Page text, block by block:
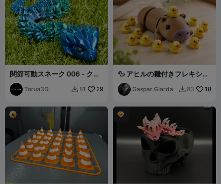
関節可動スネーク 006 - クリ
スタライズド
Torua3D  81 29
🦆 アヒルの雛付きフレキシブ
ルカピバラ
Gaspar Giarda  83 18
